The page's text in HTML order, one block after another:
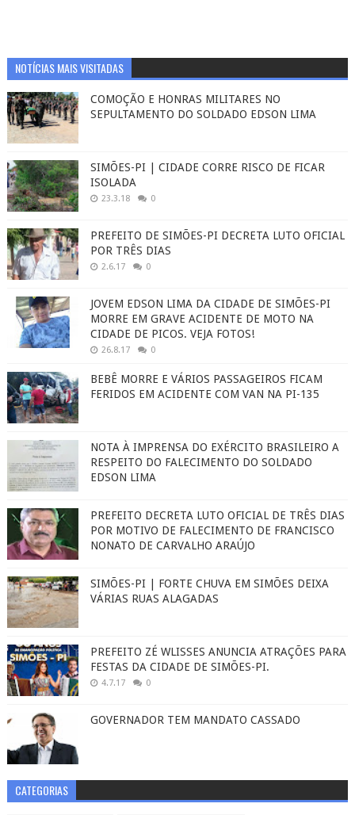
NOTÍCIAS MAIS VISITADAS
COMOÇÃO E HONRAS MILITARES NO
SEPULTAMENTO DO SOLDADO EDSON LIMA
SIMÕES-PI | CIDADE CORRE RISCO DE FICAR
ISOLADA
23.3.18 0
PREFEITO DE SIMÕES-PI DECRETA LUTO OFICIAL
POR TRÊS DIAS
2.6.17 0
JOVEM EDSON LIMA DA CIDADE DE SIMÕES-PI
MORRE EM GRAVE ACIDENTE DE MOTO NA
CIDADE DE PICOS. VEJA FOTOS!
26.8.17 0
BEBÊ MORRE E VÁRIOS PASSAGEIROS FICAM
FERIDOS EM ACIDENTE COM VAN NA PI-135
NOTA À IMPRENSA DO EXÉRCITO BRASILEIRO A
RESPEITO DO FALECIMENTO DO SOLDADO
EDSON LIMA
PREFEITO DECRETA LUTO OFICIAL DE TRÊS DIAS
POR MOTIVO DE FALECIMENTO DE FRANCISCO
NONATO DE CARVALHO ARAÚJO
SIMÕES-PI | FORTE CHUVA EM SIMÕES DEIXA
VÁRIAS RUAS ALAGADAS
PREFEITO ZÉ WLISSES ANUNCIA ATRAÇÕES PARA
FESTAS DA CIDADE DE SIMÕES-PI.
4.7.17 0
GOVERNADOR TEM MANDATO CASSADO
CATEGORIAS